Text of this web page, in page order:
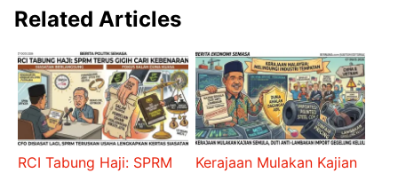
Related Articles
RCI Tabung Haji: SPRM
Kerajaan Mulakan Kajian